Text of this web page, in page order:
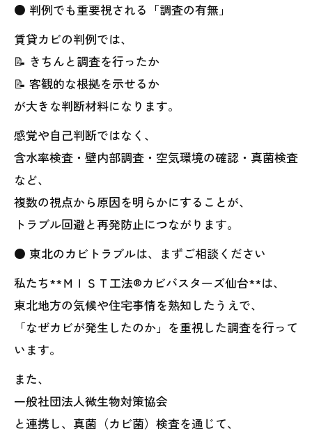
● 判例でも重要視される「調査の有無」
賃貸カビの判例では、
📝 きちんと調査を行ったか
📝 客観的な根拠を示せるか
が大きな判断材料になります。
感覚や自己判断ではなく、
含水率検査・壁内部調査・空気環境の確認・真菌検査
など、
複数の視点から原因を明らかにすることが、
トラブル回避と再発防止につながります。
● 東北のカビトラブルは、まずご相談ください
私たち**ＭＩＳＴ工法®カビバスターズ仙台**は、
東北地方の気候や住宅事情を熟知したうえで、
「なぜカビが発生したのか」を重視した調査を行って
います。
また、
一般社団法人微生物対策協会
と連携し、真菌（カビ菌）検査を通じて、